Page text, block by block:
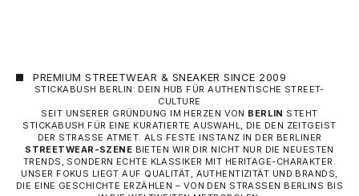
PREMIUM STREETWEAR & SNEAKER SINCE 2009
STICKABUSH BERLIN: DEIN HUB FÜR AUTHENTISCHE STREET-
CULTURE
SEIT UNSERER GRÜNDUNG IM HERZEN VON BERLIN STEHT
STICKABUSH FÜR EINE KURATIERTE AUSWAHL, DIE DEN ZEITGEIST
DER STRASSE ATMET. ALS FESTE INSTANZ IN DER BERLINER
STREETWEAR-SZENE BIETEN WIR DIR NICHT NUR DIE NEUESTEN
TRENDS, SONDERN ECHTE KLASSIKER MIT HERITAGE-CHARAKTER.
UNSER FOKUS LIEGT AUF QUALITÄT, AUTHENTIZITÄT UND BRANDS,
DIE EINE GESCHICHTE ERZÄHLEN – VON DEN STRASSEN BERLINS BIS I